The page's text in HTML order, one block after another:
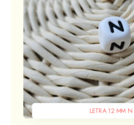
LETRA 12 MM N